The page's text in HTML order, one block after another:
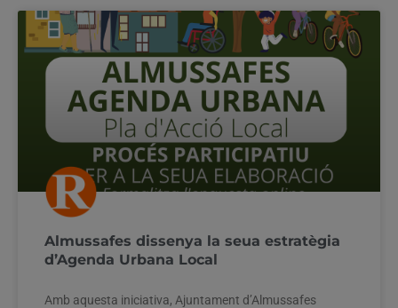
Almussafes dissenya la seua estratègia
d’Agenda Urbana Local
Amb aquesta iniciativa, Ajuntament d’Almussafes